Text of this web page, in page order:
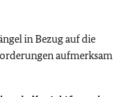
in Bezug auf die
aufmerksam